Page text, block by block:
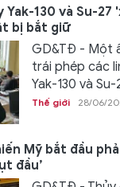
Yak-130 và Su-
bị bắt giữ
GD&TĐ - Một
trái phép các
Yak-130 và
Thế giới 28/06/
Mỹ bắt đầu
đầu’